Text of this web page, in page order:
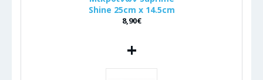
Shine 25cm x 14.5cm
8,90€
+